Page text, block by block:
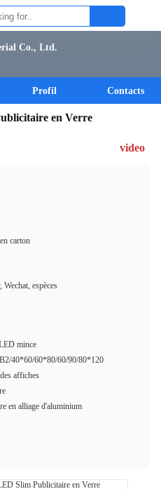
Co., Ltd.
Profil Contacts
en Verre
video
carton
espèces
mince
40*60/60*80/60/90/80*120
affiches
en alliage d'aluminium